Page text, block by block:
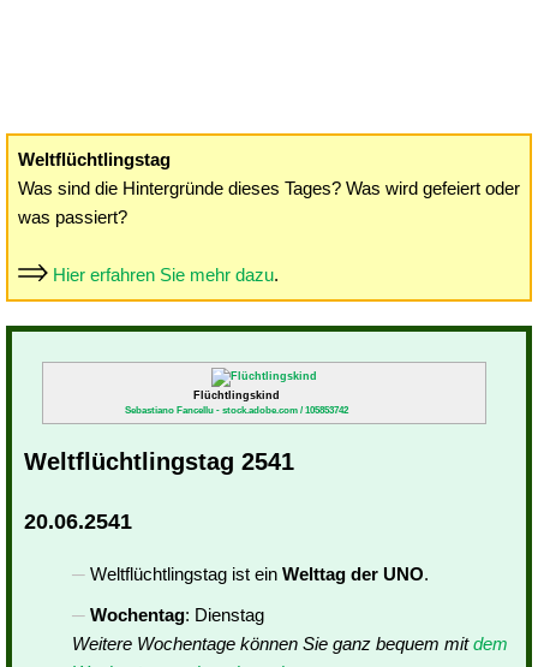
Weltflüchtlingstag
Was sind die Hintergründe dieses Tages? Was wird gefeiert oder
was passiert?
Hier erfahren Sie mehr dazu.
Flüchtlingskind
Sebastiano Fancellu - stock.adobe.com / 105853742
Weltflüchtlingstag 2541
20.06.2541
Weltflüchtlingstag ist ein Welttag der UNO.
Wochentag: Dienstag
Weitere Wochentage können Sie ganz bequem mitdem